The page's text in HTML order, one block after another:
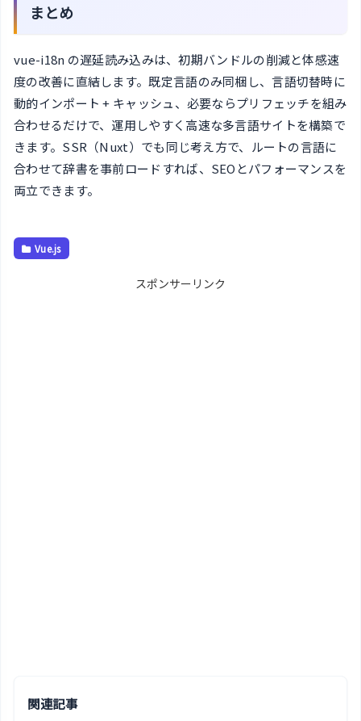
まとめ
vue-i18n の遅延読み込みは、初期バンドルの削減と体感速
度の改善に直結します。既定言語のみ同梱し、言語切替時に
動的インポート + キャッシュ、必要ならプリフェッチを組み
合わせるだけで、運用しやすく高速な多言語サイトを構築で
きます。SSR（Nuxt）でも同じ考え方で、ルートの言語に
合わせて辞書を事前ロードすれば、SEOとパフォーマンスを
両立できます。
Vue.js
スポンサーリンク
関連記事